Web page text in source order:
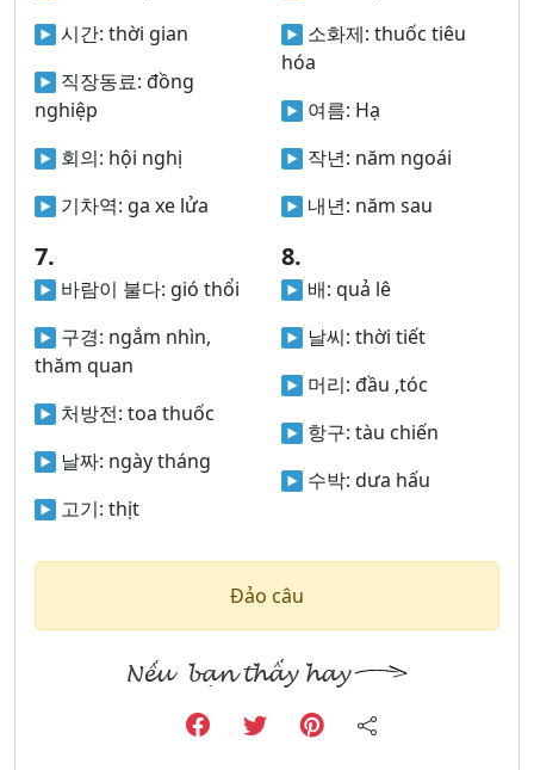
시간: thời gian
직장동료: đồng
nghiệp
회의: hội nghị
기차역: ga xe lửa
소화제: thuốc tiêu
hóa
여름: Hạ
작년: năm ngoái
내년: năm sau
7.
바람이 불다: gió thổi
구경: ngắm nhìn,
thăm quan
처방전: toa thuốc
날짜: ngày tháng
고기: thịt
8.
배: quả lê
날씨: thời tiết
머리: đầu ,tóc
항구: tàu chiến
수박: dưa hấu
Đảo câu